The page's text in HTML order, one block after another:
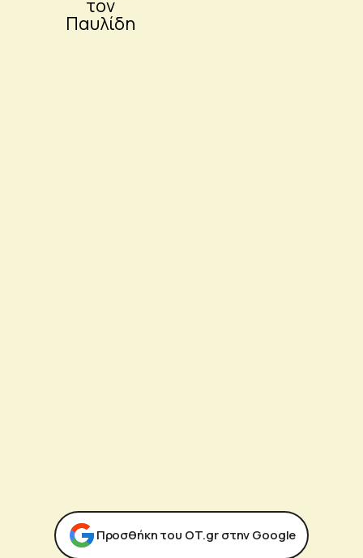
Προσθήκη του ΟΤ.gr στην Google